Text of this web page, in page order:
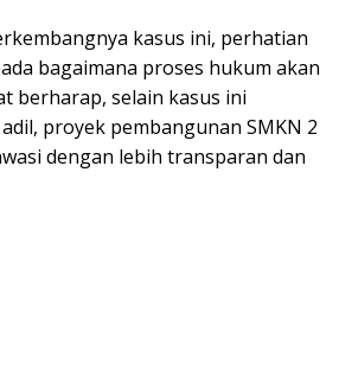
kasus ini, perhatian
bagaimana proses hukum akan
berharap, selain kasus ini
proyek pembangunan SMKN 2
dengan lebih transparan dan